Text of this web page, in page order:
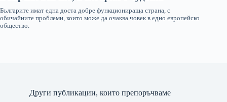
Други публикации, които препоръчваме